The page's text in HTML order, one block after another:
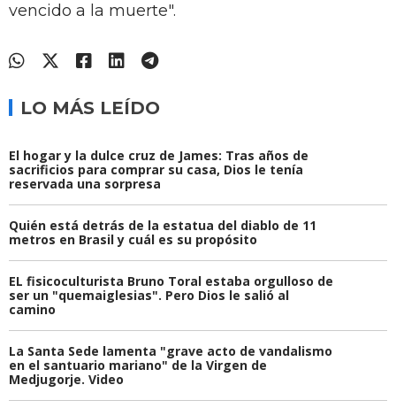
vencido a la muerte".
LO MÁS LEÍDO
El hogar y la dulce cruz de James: Tras años de
sacrificios para comprar su casa, Dios le tenía
reservada una sorpresa
Quién está detrás de la estatua del diablo de 11
metros en Brasil y cuál es su propósito
EL fisicoculturista Bruno Toral estaba orgulloso de
ser un "quemaiglesias". Pero Dios le salió al
camino
La Santa Sede lamenta "grave acto de vandalismo
en el santuario mariano" de la Virgen de
Medjugorje. Video